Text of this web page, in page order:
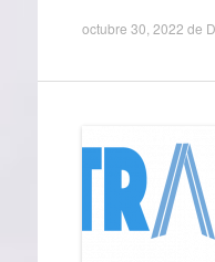
octubre 30, 2022 de